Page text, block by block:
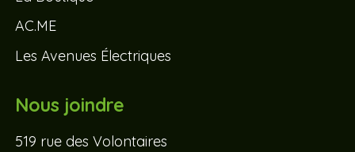
AC.ME
Les Avenues Électriques
Nous joindre
519 rue des Volontaires